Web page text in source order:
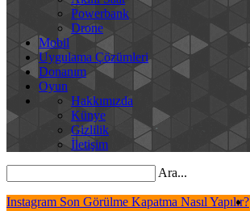
Powerbank
Drone
Mobil
Uygulama Çözümleri
Donanım
Oyun
Hakkımızda
Künye
Gizlilik
İletişim
Ara...
Instagram Son Görülme Kapatma Nasıl Yapılır?